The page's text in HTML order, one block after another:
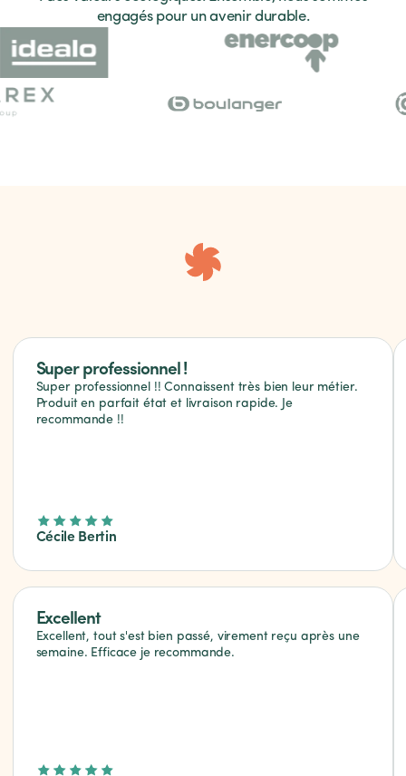
engagés pour un avenir durable.
Super professionnel !
Super professionnel !! Connaissent très bien leur métier.
Produit en parfait état et livraison rapide. Je
recommande !!
Cécile Bertin
Excellent
Excellent, tout s'est bien passé, virement reçu après une
semaine. Efficace je recommande.